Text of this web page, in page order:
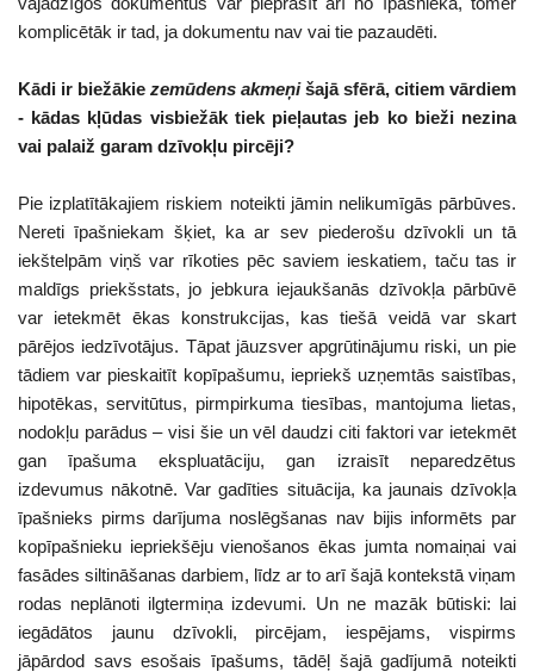
komplicētāk ir tad, ja dokumentu nav vai tie pazaudēti.
Kādi ir biežākie zemūdens akmeņišajā sfērā, citiem vārdiem
- kādas kļūdas visbiežāk tiek pieļautas jeb ko bieži nezina
vai palaiž garam dzīvokļu pircēji?
Pie izplatītākajiem riskiem noteikti jāmin nelikumīgās pārbūves.
Nereti īpašniekam šķiet, ka ar sev piederošu dzīvokli un tā
iekštelpām viņš var rīkoties pēc saviem ieskatiem, taču tas ir
maldīgs priekšstats, jo jebkura iejaukšanās dzīvokļa pārbūvē
var ietekmēt ēkas konstrukcijas, kas tiešā veidā var skart
pārējos iedzīvotājus. Tāpat jāuzsver apgrūtinājumu riski, un pie
tādiem var pieskaitīt kopīpašumu, iepriekš uzņemtās saistības,
hipotēkas, servitūtus, pirmpirkuma tiesības, mantojuma lietas,
nodokļu parādus – visi šie un vēl daudzi citi faktori var ietekmēt
gan īpašuma ekspluatāciju, gan izraisīt neparedzētus
izdevumus nākotnē. Var gadīties situācija, ka jaunais dzīvokļa
īpašnieks pirms darījuma noslēgšanas nav bijis informēts par
kopīpašnieku iepriekšēju vienošanos ēkas jumta nomaiņai vai
fasādes siltināšanas darbiem, līdz ar to arī šajā kontekstā viņam
rodas neplānoti ilgtermiņa izdevumi. Un ne mazāk būtiski: lai
iegādātos jaunu dzīvokli, pircējam, iespējams, vispirms
jāpārdod savs esošais īpašums, tādēļ šajā gadījumā noteikti